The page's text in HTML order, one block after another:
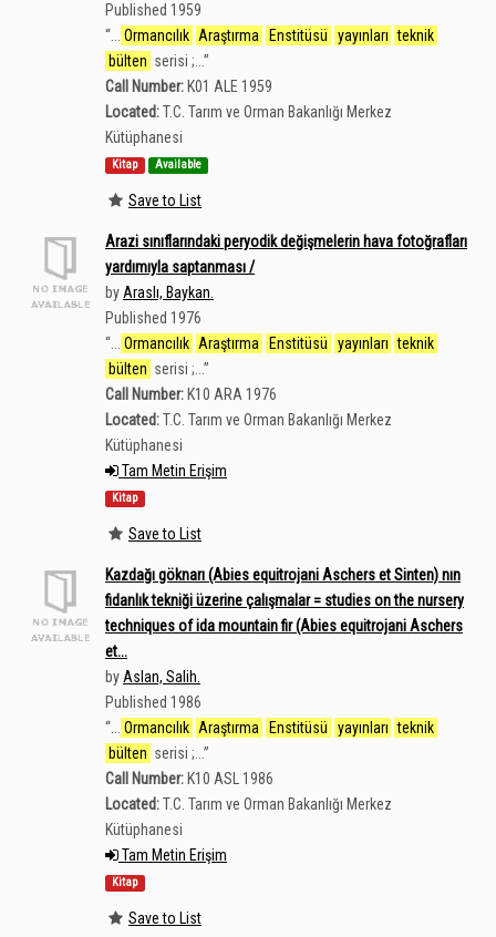
Published 1959
“
Ormancılık Araştırma Enstitüsü yayınları teknik
bülten serisi ;... ”
Call Number: K01 ALE 1959
Located:T.C. Tarım ve Orman Bakanlığı Merkez
Kütüphanesi
Kitap Available
Save to List
Arazi sınıflarındaki peryodik değişmelerin hava fotoğrafları
yardımıyla saptanması /
by Araslı, Baykan.
Published 1976
“
Ormancılık Araştırma Enstitüsü yayınları teknik
bülten serisi ;... ”
Call Number: K10 ARA 1976
Located:T.C. Tarım ve Orman Bakanlığı Merkez
Kütüphanesi
Tam Metin Erişim
Kitap
Save to List
Kazdağı göknarı (Abies equitrojani Aschers et Sinten) nın
fidanlık tekniği üzerine çalışmalar = studies on the nursery
techniques of ida mountain fir (Abies equitrojani Aschers
et...
by Aslan, Salih.
Published 1986
“
Ormancılık Araştırma Enstitüsü yayınları teknik
bülten serisi ;... ”
Call Number: K10 ASL 1986
Located:T.C. Tarım ve Orman Bakanlığı Merkez
Kütüphanesi
Tam Metin Erişim
Kitap
Save to List